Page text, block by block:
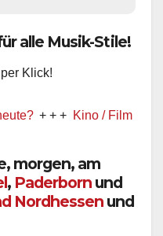
alle Musik-Stile!
Klick!
+ + Kino / Film + + + Ww
morgen, am
, Paderborn und
Nordhessen und